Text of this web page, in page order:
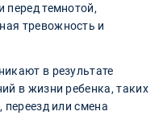
перед темнотой,
тревожность и
в результате
в жизни ребенка, таких
переезд или смена